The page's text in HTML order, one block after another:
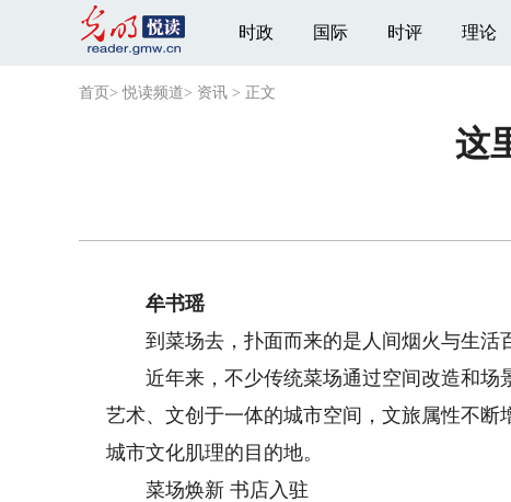
时政 国际 时评 理论
首页 >悦读频道> 资讯 > 正文
这
牟书瑶
到菜场去，扑面而来的是人间烟火与生活
近年来，不少传统菜场通过空间改造和场
艺术、文创于一体的城市空间，文旅属性不
城市文化肌理的目的地。
菜场焕新 书店入驻